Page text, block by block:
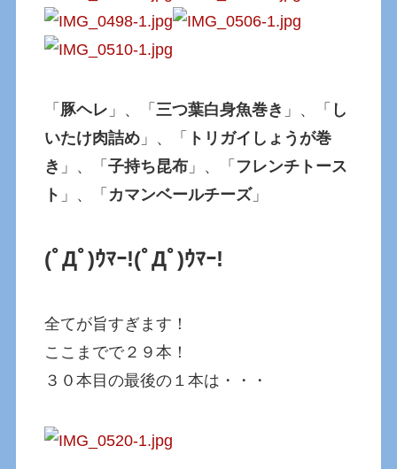
「 豚ヘレ 」、「 三つ葉白身魚巻き 」、「 し
いたけ肉詰め 」、「
トリガイしょうが巻
き 」、「子持ち昆布 」、「 フレンチトース
ト 」、「 カマンベールチーズ」
(ﾟДﾟ)ｳﾏｰ!(ﾟДﾟ)ｳﾏｰ!
全てが旨すぎます！
ここまでで２９本！
３０本目の最後の１本は・・・